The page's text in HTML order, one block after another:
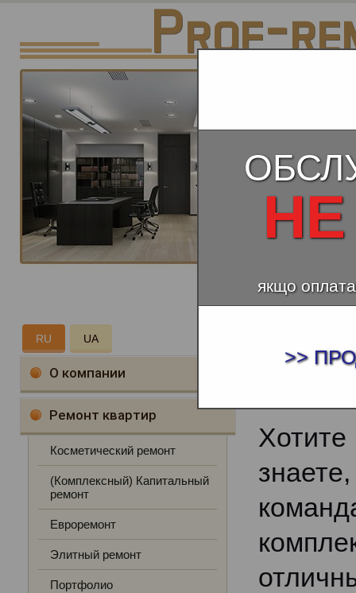
RU UA
О компании
Ремонт квартир
Косметический ремонт
(Комплексный) Капитальный
ремонт
Евроремонт
Элитный ремонт
Портфолио
якщо
>>